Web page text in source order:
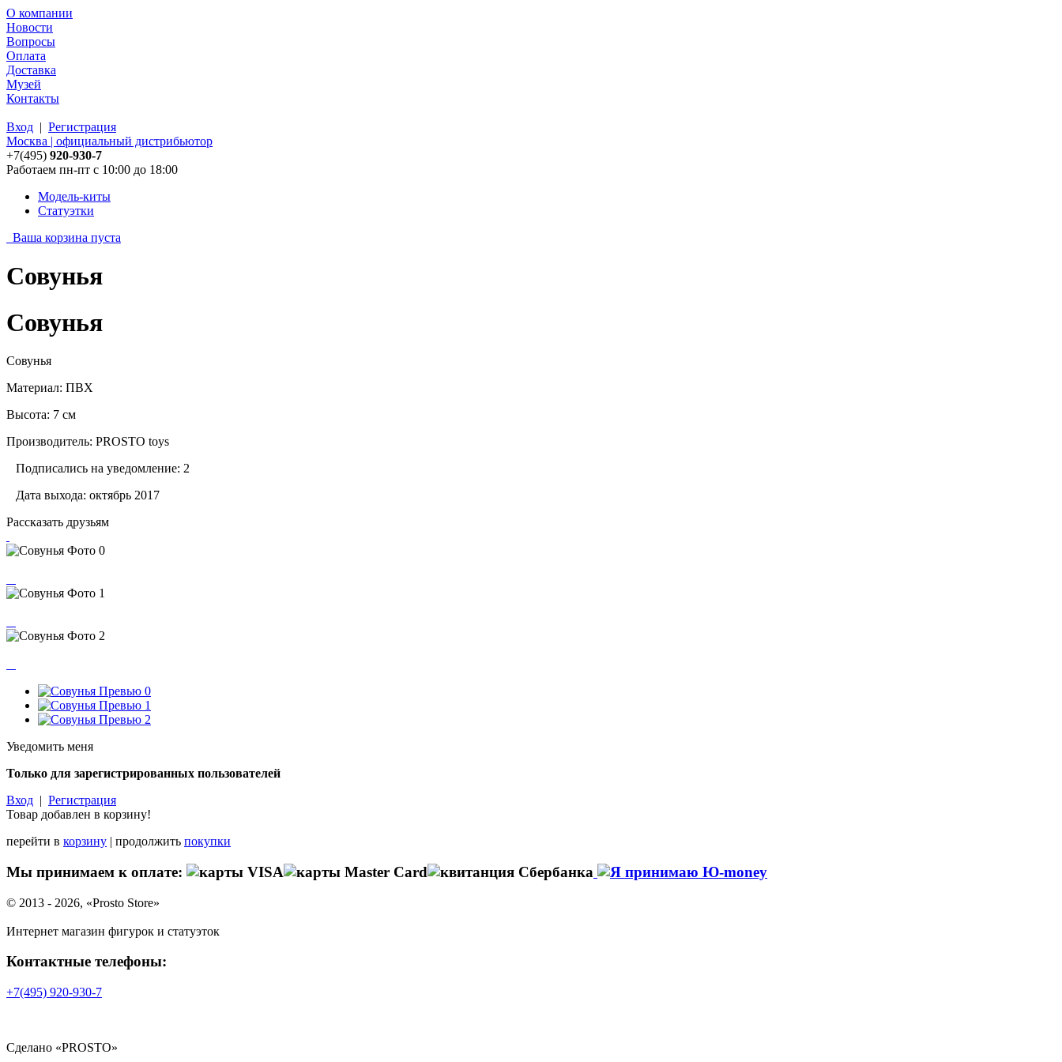
О компании
Новости
Вопросы
Оплата
Доставка
Музей
Контакты
Вход | Регистрация
Москва | официальный дистрибьютор
+7(495) 920-930-7
Работаем пн-пт с 10:00 до 18:00
Модель-киты
Статуэтки
Ваша корзина пуста
Совунья
Совунья
Совунья
Материал: ПВХ
Высота: 7 см
Производитель: PROSTO toys
Подписались на уведомление: 2
Дата выхода: октябрь 2017
Рассказать друзьям
Уведомить меня
Только для зарегистрированных пользователей
Вход | Регистрация
Товар добавлен в корзину!
перейти в корзину | продолжить покупки
Мы принимаем к оплате:
© 2013 - 2026, «Prosto Store»
Интернет магазин фигурок и статуэток
Контактные телефоны:
+7(495) 920-930-7
Сделано «PROSTO»